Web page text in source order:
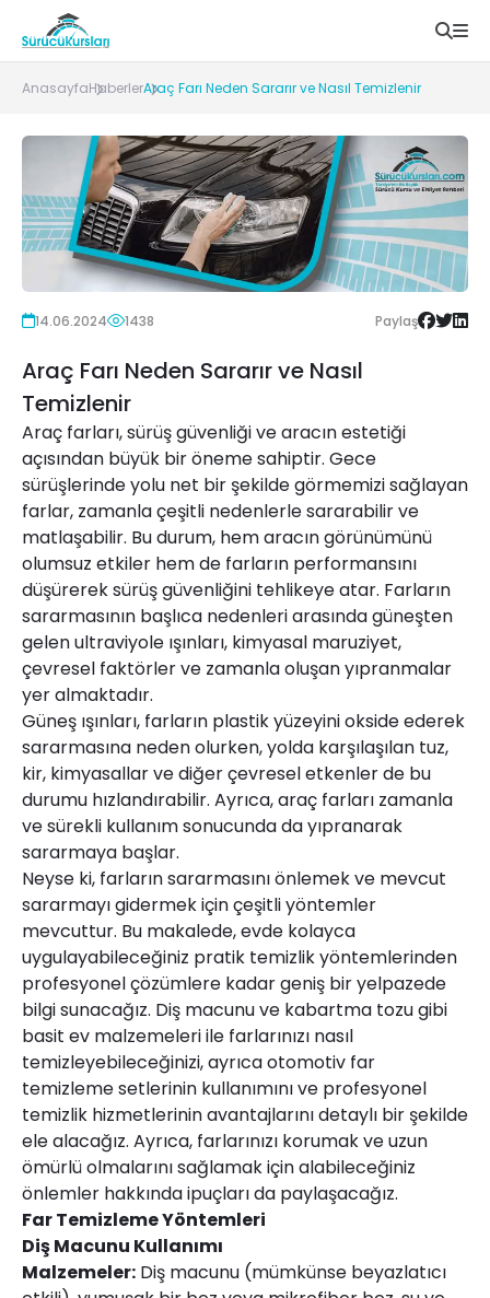
AnasayfaHaberlerAraç Farı Neden Sararır ve Nasıl Temizlenir
14.06.2024 1438 Paylaş
Araç Farı Neden Sararır ve Nasıl
Temizlenir
Araç farları, sürüş güvenliği ve aracın estetiği
açısından büyük bir öneme sahiptir. Gece
sürüşlerinde yolu net bir şekilde görmemizi sağlayan
farlar, zamanla çeşitli nedenlerle sararabilir ve
matlaşabilir. Bu durum, hem aracın görünümünü
olumsuz etkiler hem de farların performansını
düşürerek sürüş güvenliğini tehlikeye atar. Farların
sararmasının başlıca nedenleri arasında güneşten
gelen ultraviyole ışınları, kimyasal maruziyet,
çevresel faktörler ve zamanla oluşan yıpranmalar
yer almaktadır.
Güneş ışınları, farların plastik yüzeyini okside ederek
sararmasına neden olurken, yolda karşılaşılan tuz,
kir, kimyasallar ve diğer çevresel etkenler de bu
durumu hızlandırabilir. Ayrıca, araç farları zamanla
ve sürekli kullanım sonucunda da yıpranarak
sararmaya başlar.
Neyse ki, farların sararmasını önlemek ve mevcut
sararmayı gidermek için çeşitli yöntemler
mevcuttur. Bu makalede, evde kolayca
uygulayabileceğiniz pratik temizlik yöntemlerinden
profesyonel çözümlere kadar geniş bir yelpazede
bilgi sunacağız. Diş macunu ve kabartma tozu gibi
basit ev malzemeleri ile farlarınızı nasıl
temizleyebileceğinizi, ayrıca otomotiv far
temizleme setlerinin kullanımını ve profesyonel
temizlik hizmetlerinin avantajlarını detaylı bir şekilde
ele alacağız. Ayrıca, farlarınızı korumak ve uzun
ömürlü olmalarını sağlamak için alabileceğiniz
önlemler hakkında ipuçları da paylaşacağız.
Far Temizleme Yöntemleri
Diş Macunu Kullanımı
Malzemeler: Diş macunu (mümkünse beyazlatıcı